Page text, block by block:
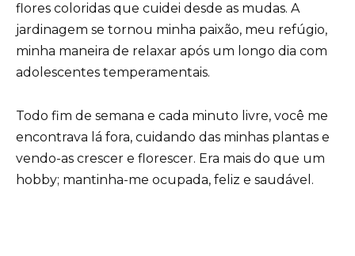
flores coloridas que cuidei desde as mudas. A
jardinagem se tornou minha paixão, meu refúgio,
minha maneira de relaxar após um longo dia com
adolescentes temperamentais.
Todo fim de semana e cada minuto livre, você me
encontrava lá fora, cuidando das minhas plantas e
vendo-as crescer e florescer. Era mais do que um
hobby; mantinha-me ocupada, feliz e saudável.